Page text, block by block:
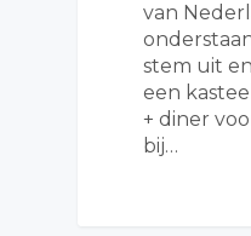
van
stem uit
een
+ diner
bij…